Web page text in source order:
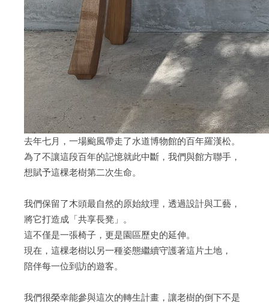
去年七月，一場颱風帶走了水道博物館的百年羅漢松。
為了不讓這段百年的記憶就此中斷，我們與館方聯手，
想賦予這棵老樹第二次生命。
我們保留了木頭最自然的原始紋理，透過設計與工藝，
將它打造成「共享長凳」。
這不僅是一張椅子，更是園區歷史的延伸。
現在，這棵老樹以另一種姿態繼續守護著這片土地，
陪伴每一位到訪的遊客。
我們很榮幸能參與這次的轉生計畫，讓老樹的倒下不是